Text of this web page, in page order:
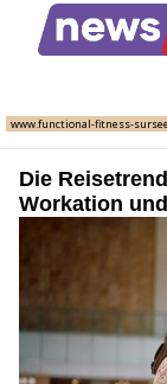
Die
Workation